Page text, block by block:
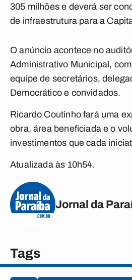
305 milhões e deverá ser
de infraestrutura para a
O anúncio acontece no
Administrativo Municipal,
equipe de secretários,
Democrático e convidados.
Ricardo Coutinho fará uma
obra, área beneficiada e o
investimentos que cada
Atualizada às 10h54.
Jornal da
Tags